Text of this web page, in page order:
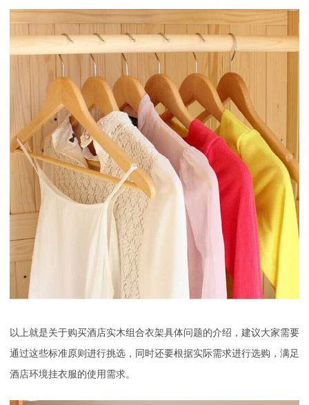
以上就是关于购买酒店实木组合衣架具体问题的介绍，建议大家需要
通过这些标准原则进行挑选，同时还要根据实际需求进行选购，满足
酒店环境挂衣服的使用需求。